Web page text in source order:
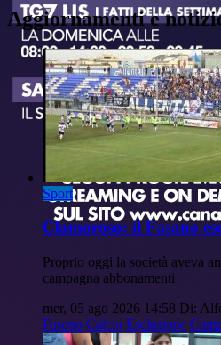
Aggiornamenti e
Sport
Clamoroso: il Fasano
Proprio oggi la società aveva
campagna abbonamenti
mer, 05 ago 2026 14:58 Di:
Fasano Calcio Esclusione